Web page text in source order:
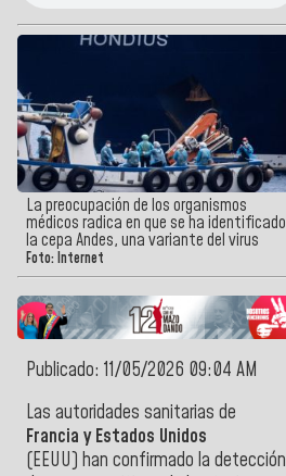
La preocupación de los organismos
médicos radica en que se ha identificado
la cepa Andes, una variante del virus
Foto: Internet
Publicado: 11/05/2026 09:04 AM
Las autoridades sanitarias de
Francia y Estados Unidos
(EEUU) han confirmado la detección